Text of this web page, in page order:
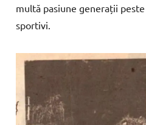
multă pasiune generații
sportivi.